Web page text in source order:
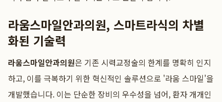
라움스마일안과의원, 스마트라식의 차별
화된 기술력
라움스마일안과의원은 기존 시력교정술의 한계를 명확히 인지
하고, 이를 극복하기 위한 혁신적인 솔루션으로 '라움 스마일'을
개발했습니다. 이는 단순한 장비의 우수성을 넘어, 환자 개개인